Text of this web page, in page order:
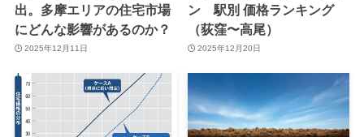
出。多摩エリアの住宅市場
にどんな影響があるのか？
2025年12月11日
ン 駅別 価格ランキング
（荻窪〜高尾）
2025年12月20日